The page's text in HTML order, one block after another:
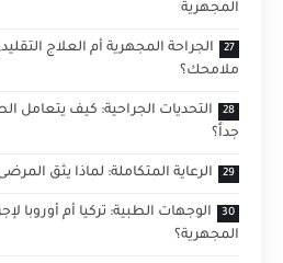
المجهرية
الجراحة المجهرية أم العلاج
ملامحك؟
التحديات الجراحية: كيف يتعامل
جداً؟
الرعاية المتكاملة: لماذا يثق
الوجهات الطبية: تركيا أم أوروبا
المجهرية؟